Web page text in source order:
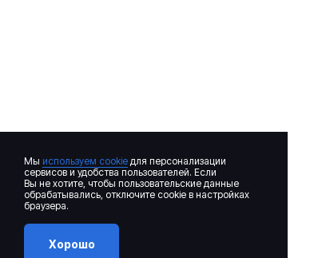
Мы используем cookie для персонализации
сервисов и удобства пользователей. Если
Вы не хотите, чтобы пользовательские данные
обрабатывались, отключите cookie в настройках
браузера.
Хорошо